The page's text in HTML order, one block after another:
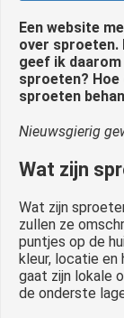
Een website
over sproeten.
geef ik
sproeten?
sproeten
Nieuwsgierig
Wat zijn
Wat zijn
zullen ze
puntjes op de
kleur, locatie en
gaat zijn lokale
de onderste
Hierdoor
website-
van